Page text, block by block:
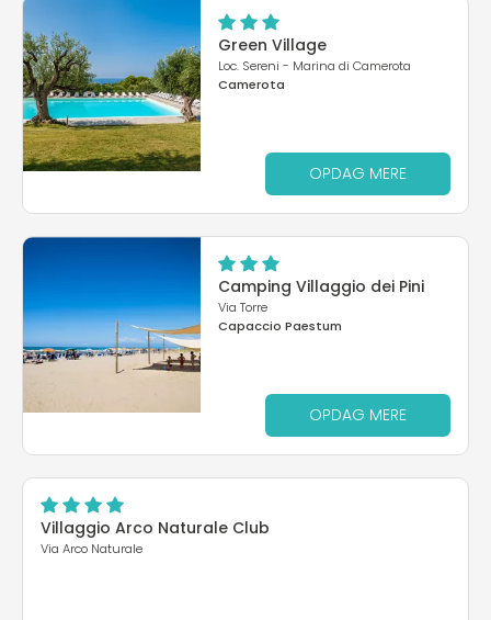
Green Village
Loc. Sereni - Marina di Camerota
Camerota
OPDAG MERE
Camping Villaggio dei Pini
Via Torre
Capaccio Paestum
OPDAG MERE
Villaggio Arco Naturale Club
Via Arco Naturale